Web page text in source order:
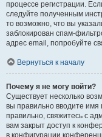
процессе регистрации.
следуйте полученным
то возможно, что вы
заблокирован спам-
адрес email, попробуйте
Вернуться к началу
Почему я не могу войти?
Существует несколько
вы правильно вводите
правильно, свяжитесь с
вам закрыт доступ к
в конфигурации